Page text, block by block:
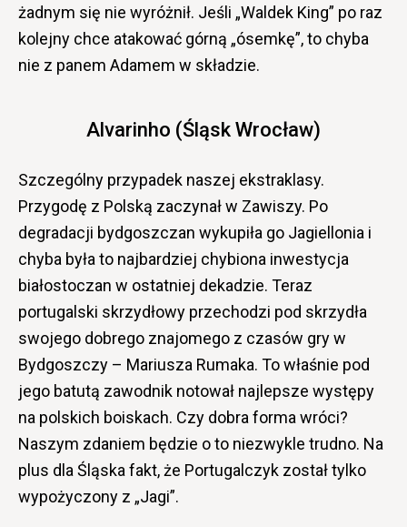
żadnym się nie wyróżnił. Jeśli „Waldek King” po raz
kolejny chce atakować górną „ósemkę”, to chyba
nie z panem Adamem w składzie.
Alvarinho (Śląsk Wrocław)
Szczególny przypadek naszej ekstraklasy.
Przygodę z Polską zaczynał w Zawiszy. Po
degradacji bydgoszczan wykupiła go Jagiellonia i
chyba była to najbardziej chybiona inwestycja
białostoczan w ostatniej dekadzie. Teraz
portugalski skrzydłowy przechodzi pod skrzydła
swojego dobrego znajomego z czasów gry w
Bydgoszczy – Mariusza Rumaka. To właśnie pod
jego batutą zawodnik notował najlepsze występy
na polskich boiskach. Czy dobra forma wróci?
Naszym zdaniem będzie o to niezwykle trudno. Na
plus dla Śląska fakt, że Portugalczyk został tylko
wypożyczony z „Jagi”.